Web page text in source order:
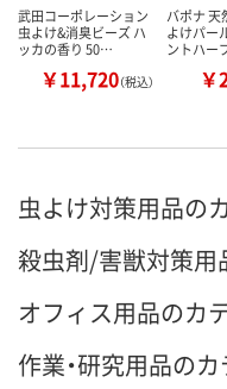
武田コーポレーション
虫よけ&消臭ビーズ ハ
ッカの香り 50…
￥11,720（税込）
バポナ 天
よけパー
ントハー
￥
虫よけ対策用品の
殺虫剤/害獣対策用
オフィス用品のカ
作業・研究用品の